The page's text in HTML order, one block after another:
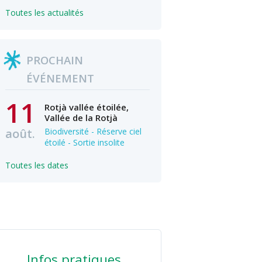
Toutes les actualités
PROCHAIN
ÉVÉNEMENT
11
août.
Rotjà vallée étoilée,
Vallée de la Rotjà
Biodiversité - Réserve ciel
étoilé - Sortie insolite
Toutes les dates